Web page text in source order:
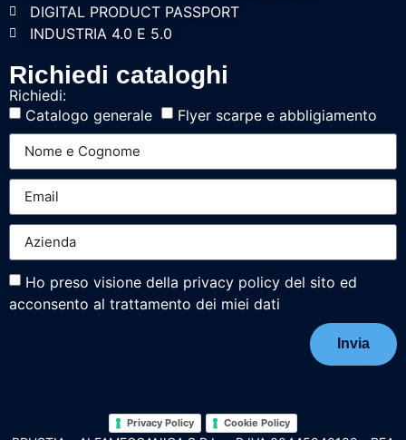
DIGITAL PRODUCT PASSPORT
INDUSTRIA 4.0 E 5.0
Richiedi cataloghi
Richiedi:
Catalogo generale
Flyer scarpe e abbligiamento
Ho preso visione della privacy policy del sito ed
acconsento al trattamento dei miei dati
Invia
Privacy Policy Cookie Policy